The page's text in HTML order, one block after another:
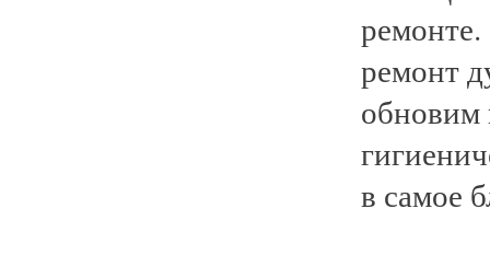
ремонт
обновим
в самое